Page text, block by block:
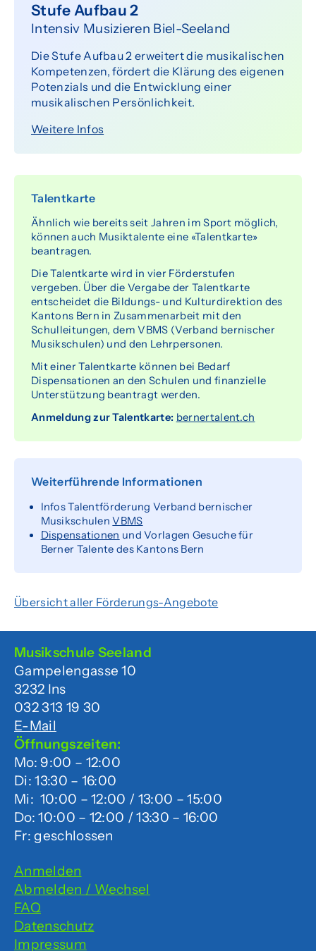
Stufe Aufbau 2
Intensiv Musizieren Biel-Seeland
Die Stufe Aufbau 2 erweitert die musikalischen
Kompetenzen, fördert die Klärung des eigenen
Potenzials und die Entwicklung einer
musikalischen Persönlichkeit.
Weitere Infos
Talentkarte
Ähnlich wie bereits seit Jahren im Sport möglich,
können auch Musiktalente eine «Talentkarte»
beantragen.
Die Talentkarte wird in vier Förderstufen
vergeben. Über die Vergabe der Talentkarte
entscheidet die Bildungs- und Kulturdirektion des
Kantons Bern in Zusammenarbeit mit den
Schulleitungen, dem VBMS (Verband bernischer
Musikschulen) und den Lehrpersonen.
Mit einer Talentkarte können bei Bedarf
Dispensationen an den Schulen und finanzielle
Unterstützung beantragt werden.
Anmeldung zur Talentkarte: bernertalent.ch
Weiterführende Informationen
Infos Talentförderung Verband bernischer
MusikschulenVBMS
Dispensationen und Vorlagen Gesuche für
Berner Talente des Kantons Bern
Übersicht aller Förderungs-Angebote
Musikschule Seeland
Gampelengasse 10
3232 Ins
032 313 19 30
E-Mail
Öffnungszeiten:
Mo: 9:00 – 12:00
Di: 13:30 – 16:00
Mi: 10:00 – 12:00 / 13:00 – 15:00
Do: 10:00 – 12:00 / 13:30 – 16:00
Fr: geschlossen
Anmelden
Abmelden / Wechsel
FAQ
Datenschutz
Impressum